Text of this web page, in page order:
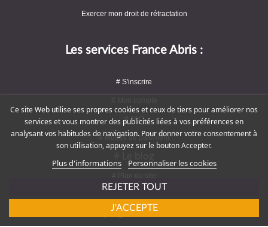
Exercer mon droit de rétractation
Les services France Abris :
# S'inscrire
# FAQ
# Modes de paiement
Rejoignez-nous !
Ce site Web utilise ses propres cookies et ceux de tiers pour améliorer nos
services et vous montrer des publicités liées à vos préférences en
analysant vos habitudes de navigation. Pour donner votre consentement à
son utilisation, appuyez sur le bouton Accepter.
Plus d'informations Personnaliser les cookies
REJETER TOUT
J'ACCEPTE